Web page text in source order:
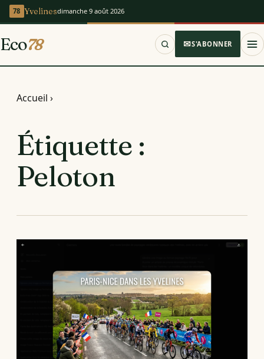
Yvelinesdimanche 9 août 2026
Eco78 S'ABONNER
Accueil ›
Étiquette :
Peloton